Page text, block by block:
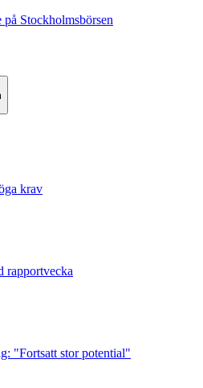
Stockholmsbörsen
krav
rapportvecka
"Fortsatt stor potential"